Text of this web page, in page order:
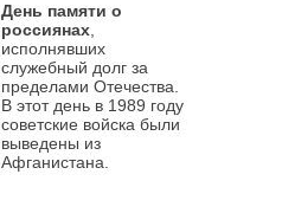
День памяти о
россиянах
исполнявших
служебный долг за
пределами Отечества.
В этот день в 1989 году
советские войска были
выведены из
Афганистана.